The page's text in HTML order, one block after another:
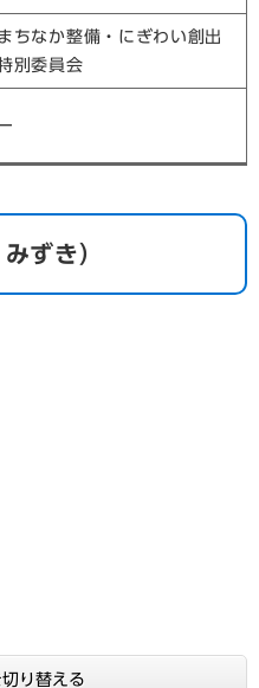
ちなか整備・にぎわい創出
別委員会
ずき）
り替える